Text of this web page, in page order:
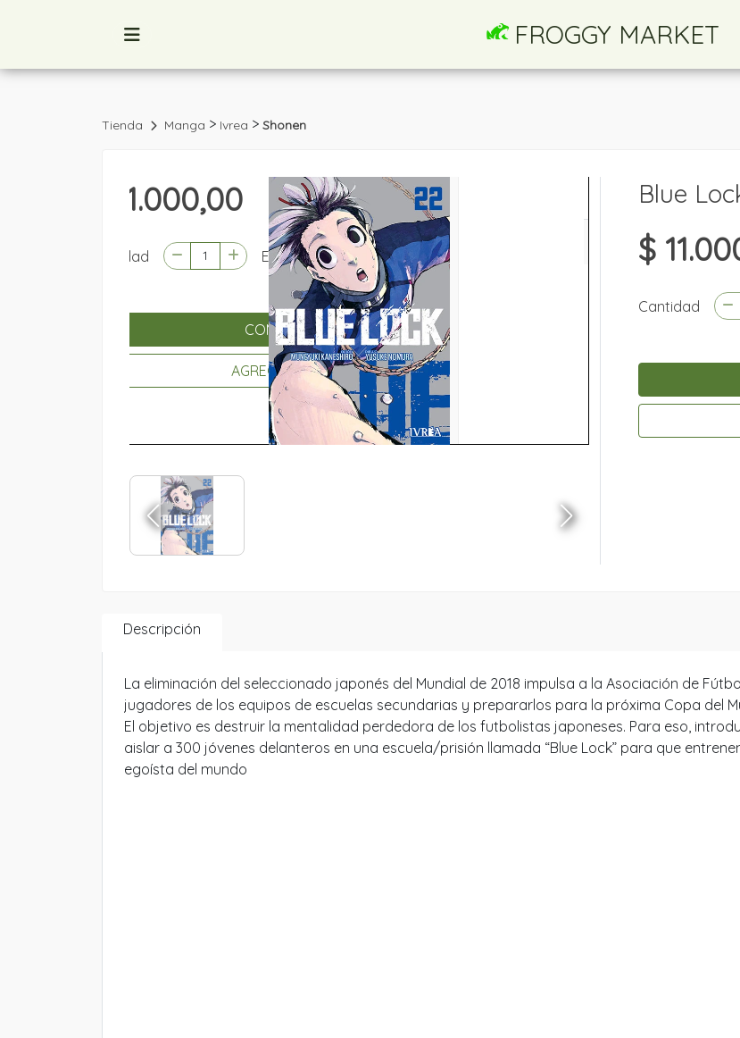
FROGGY MARKET
Tienda Manga > Ivrea > Shonen
Blue
$
Cantidad
Descripción
La eliminación del seleccionado japonés del Mundial de 2018 impulsa a la Asociación de
jugadores de los equipos de escuelas secundarias y prepararlos para la próxima Copa del
El objetivo es destruir la mentalidad perdedora de los futbolistas japoneses. Para eso,
aislar a 300 jóvenes delanteros en una escuela/prisión llamada “Blue Lock” para que
egoísta del mundo